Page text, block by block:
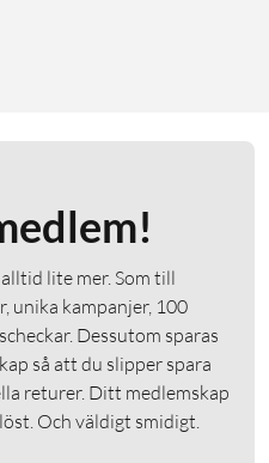
lite mer. Som till
unika kampanjer, 100
Dessutom sparas
så att du slipper spara
returer. Ditt medlemskap
Och väldigt smidigt.